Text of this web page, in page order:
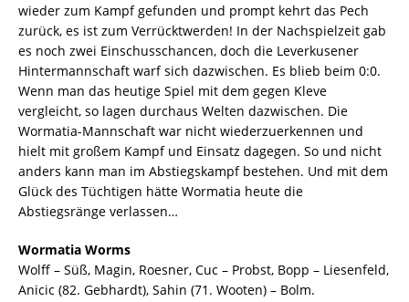
wieder zum Kampf gefunden und prompt kehrt das Pech
zurück, es ist zum Verrücktwerden! In der Nachspielzeit gab
es noch zwei Einschusschancen, doch die Leverkusener
Hintermannschaft warf sich dazwischen. Es blieb beim 0:0.
Wenn man das heutige Spiel mit dem gegen Kleve
vergleicht, so lagen durchaus Welten dazwischen. Die
Wormatia-Mannschaft war nicht wiederzuerkennen und
hielt mit großem Kampf und Einsatz dagegen. So und nicht
anders kann man im Abstiegskampf bestehen. Und mit dem
Glück des Tüchtigen hätte Wormatia heute die
Abstiegsränge verlassen…
Wormatia Worms
Wolff – Süß, Magin, Roesner, Cuc – Probst, Bopp – Liesenfeld,
Anicic (82. Gebhardt), Sahin (71. Wooten) – Bolm.